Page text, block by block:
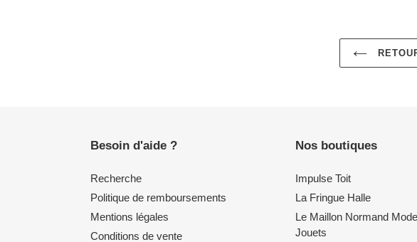
Besoin d'aide ?
Recherche
Politique de remboursements
Mentions légales
Conditions de vente
Nos boutiques
Impulse Toit
La Fringue Halle
Le Maillon Normand
Jouets